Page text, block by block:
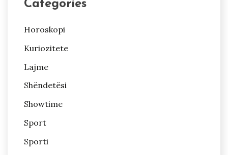
Categories
Horoskopi
Kuriozitete
Lajme
Shëndetësi
Showtime
Sport
Sporti